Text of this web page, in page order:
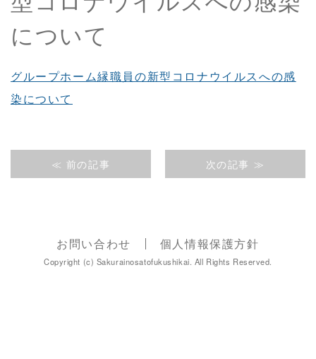
について
グループホーム縁職員の新型コロナウイルスへの感
染について
≪ 前の記事 次の記事 ≫
お問い合わせ 個人情報保護方針
Copyright (c) Sakurainosatofukushikai. All Rights Reserved.